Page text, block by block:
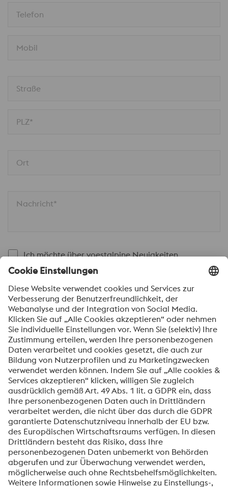
Telefon
Mobil
Straße
PLZ*
Ort
Nachricht*
Ich möchte über voestalpine Neuigkeiten
automatisch informiert werden.
SENDEN
Anti-Roboter-Verifizierung
Hier klicken
FriendlyCaptcha ⇗
Mit dem Absenden dieses Formulars werden Ihre
personenbezogenen Daten zum Zweck der Bearbeitung
Ihrer Anfrage verarbeitet. Weitere Informationen zur
Verarbeitung Ihrer personenbezogenen Daten sowie zu
Ihren Rechten finden Sie in unserer
Datenschutzmitteilung.